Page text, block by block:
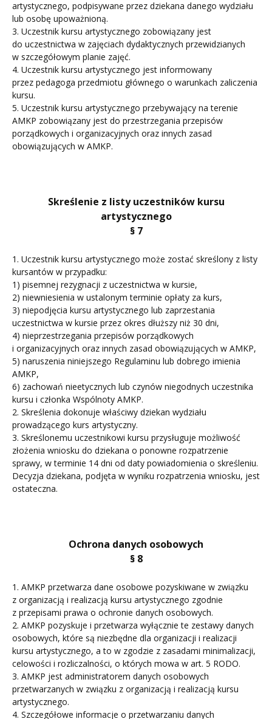
artystycznego, podpisywane przez dziekana danego wydziału
lub osobę upoważnioną.
3. Uczestnik kursu artystycznego zobowiązany jest
do uczestnictwa w zajęciach dydaktycznych przewidzianych
w szczegółowym planie zajęć.
4. Uczestnik kursu artystycznego jest informowany
przez pedagoga przedmiotu głównego o warunkach zaliczenia
kursu.
5. Uczestnik kursu artystycznego przebywający na terenie
AMKP zobowiązany jest do przestrzegania przepisów
porządkowych i organizacyjnych oraz innych zasad
obowiązujących w AMKP.
Skreślenie z listy uczestników kursu
artystycznego
§ 7
1. Uczestnik kursu artystycznego może zostać skreślony z listy
kursantów w przypadku:
1) pisemnej rezygnacji z uczestnictwa w kursie,
2) niewniesienia w ustalonym terminie opłaty za kurs,
3) niepodjęcia kursu artystycznego lub zaprzestania
uczestnictwa w kursie przez okres dłuższy niż 30 dni,
4) nieprzestrzegania przepisów porządkowych
i organizacyjnych oraz innych zasad obowiązujących w AMKP,
5) naruszenia niniejszego Regulaminu lub dobrego imienia
AMKP,
6) zachowań nieetycznych lub czynów niegodnych uczestnika
kursu i członka Wspólnoty AMKP.
2. Skreślenia dokonuje właściwy dziekan wydziału
prowadzącego kurs artystyczny.
3. Skreślonemu uczestnikowi kursu przysługuje możliwość
złożenia wniosku do dziekana o ponowne rozpatrzenie
sprawy, w terminie 14 dni od daty powiadomienia o skreśleniu.
Decyzja dziekana, podjęta w wyniku rozpatrzenia wniosku, jest
ostateczna.
Ochrona danych osobowych
§ 8
1. AMKP przetwarza dane osobowe pozyskiwane w związku
z organizacją i realizacją kursu artystycznego zgodnie
z przepisami prawa o ochronie danych osobowych.
2. AMKP pozyskuje i przetwarza wyłącznie te zestawy danych
osobowych, które są niezbędne dla organizacji i realizacji
kursu artystycznego, a to w zgodzie z zasadami minimalizacji,
celowości i rozliczalności, o których mowa w art. 5 RODO.
3. AMKP jest administratorem danych osobowych
przetwarzanych w związku z organizacją i realizacją kursu
artystycznego.
4. Szczegółowe informacje o przetwarzaniu danych